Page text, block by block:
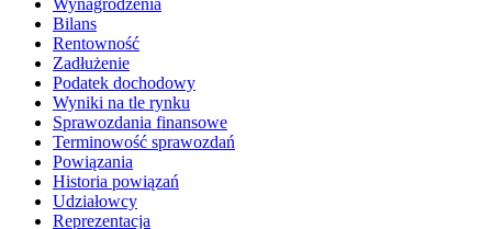
Wynagrodzenia
Bilans
Rentowność
Zadłużenie
Podatek dochodowy
Wyniki na tle rynku
Sprawozdania finansowe
Terminowość sprawozdań
Powiązania
Historia powiązań
Udziałowcy
Reprezentacja